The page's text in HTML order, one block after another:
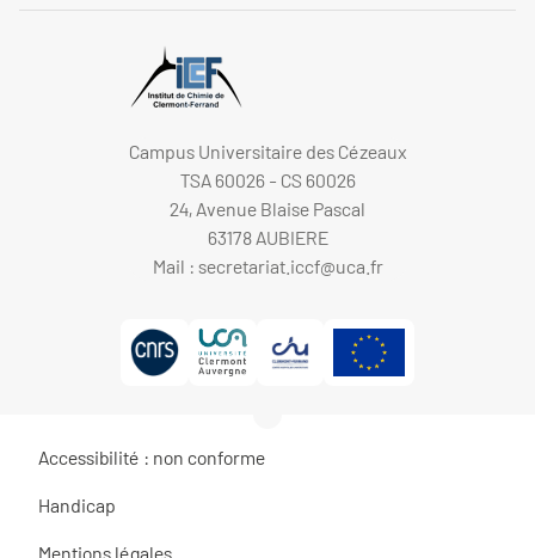
Campus Universitaire des Cézeaux
TSA 60026 - CS 60026
24, Avenue Blaise Pascal
63178 AUBIERE
Mail : secretariat.iccf@uca.fr
Accessibilité : non conforme
Handicap
Mentions légales